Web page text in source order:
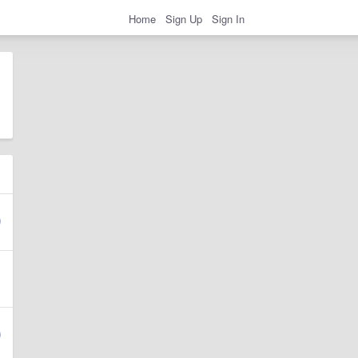
Home Sign Up Sign In